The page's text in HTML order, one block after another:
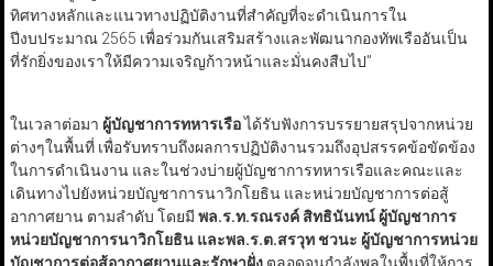
ทิศทางหลักและแนวทางปฏิบัติงานที่สำคัญที่จะดำเนินการใน
ปีงบประมาณ 2565 เพื่อร่วมกันเสริมสร้างและพัฒนากองทัพเรืออันเป็น
ที่รักยิ่งของเราให้มีความเจริญก้าวหน้าและมั่นคงสืบไป”
ในเวลาต่อมา ผู้บัญชาการทหารเรือได้รับฟังการบรรยายสรุปจากหน่วย
ต่างๆในพื้นที่ เพื่อรับทราบถึงผลการปฏิบัติงานรวมถึงอุปสรรคข้อขัดข้อง
ในการดำเนินงาน และในช่วงบ่ายผู้บัญชาการทหารเรือและคณะและ
เดินทางไปยังหน่วยบัญชาการนาวิกโยธิน และหน่วยบัญชาการต่อสู้
อากาศยาน ตามลำดับ โดยมี พล.ร.ท.รณรงค์ สิทธินันทน์ ผู้บัญชาการ
หน่วยบัญชาการนาวิกโยธิน และพล.ร.ต.สรวุท ชวนะ ผู้บัญชาการหน่วย